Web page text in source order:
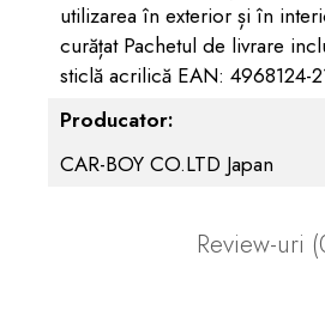
utilizarea în exterior și în
curățat Pachetul de livrare
sticlă acrilică EAN: 4968124-
Producator:
CAR-BOY CO.LTD Japan
Review-uri